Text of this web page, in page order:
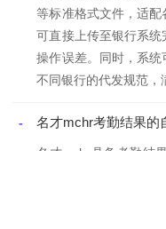
等标准格式文件，适配
可直接上传至银行系
操作误差。同时，系
不同银行的代发规范，
- 名才mchr考勤结果的
名才mchr具备考勤结